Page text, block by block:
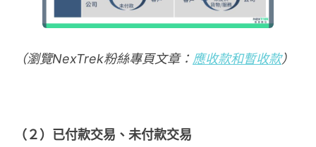
（瀏覽NexTrek粉絲專頁文章： 應收款和暫收款）
（２）已付款交易 、未付款交易